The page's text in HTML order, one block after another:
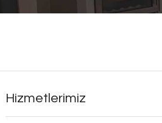
Hizmetlerimiz